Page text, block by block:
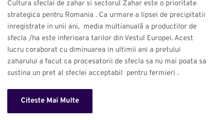
Cultura sfeclai de zahar si sectorul Zahar este o prioritate
strategica pentru Romania . Ca urmare a lipsei de precipitatii
inregistrate in unii ani,  media multianuală a productilor de
sfecla /ha este inferioara tarilor din Vestul Europei. Acest
lucru coraborat cu diminuarea in ultimii ani a pretului
zaharului a facut ca procesatorii de sfecla sa nu mai poata sa
sustina un pret al sfeclei acceptabil  pentru fermieri .
Citeste Mai Multe